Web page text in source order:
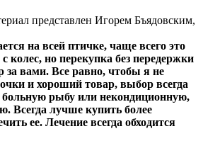
представлен Игорем Бъядовским,
на всей птичке, чаще всего это
колес, но перекупка без передержки
вами. Все равно, чтобы я не
и хороший товар, выбор всегда
больную рыбу или некондиционную,
Всегда лучше купить более
ее. Лечение всегда обходится